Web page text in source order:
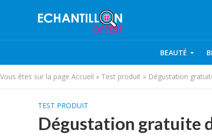
BEAUTÉ
Vous êtes sur la page Accueil » Test produit » Dégustation
TEST PRODUIT
Dégustation gratuite